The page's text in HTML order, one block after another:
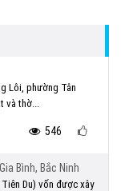
Lôi, phường Tân
và thờ...
546
Bình, Bắc Ninh
Du) vốn được xây